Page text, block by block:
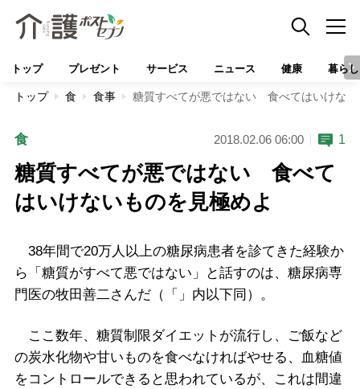
トップ プレゼント サービス ニュース 健康 暮らし
トップ 食 食事 糖質すべてが悪ではない 食べてはいけない
食 2018.02.06 06:00 1
糖質すべてが悪ではない 食べて
はいけないものを見極めよ
38年間で20万人以上の糖尿病患者を診てきた経験か
ら「糖質がすべて悪ではない」と話すのは、糖尿病専
門医の牧田善二さんだ（「」内以下同）。
ここ数年、糖質制限ダイエットが流行し、ご飯など
の炭水化物や甘いものを食べなければやせる、血糖値
をコントロールできると思われているが、これは間違